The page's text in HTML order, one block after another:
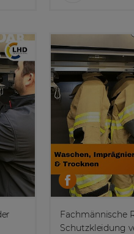
Fachmännische
Schutzkleidung